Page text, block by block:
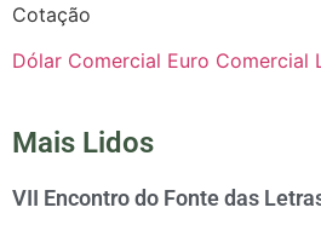
Cotação
Dólar Comercial Euro Comercial
Mais Lidos
VII Encontro do Fonte das